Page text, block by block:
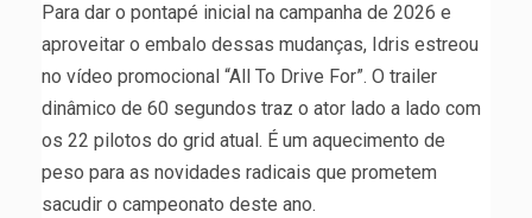
Para dar o pontapé inicial na campanha de 2026 e
aproveitar o embalo dessas mudanças, Idris estreou
no vídeo promocional “All To Drive For”. O trailer
dinâmico de 60 segundos traz o ator lado a lado com
os 22 pilotos do grid atual. É um aquecimento de
peso para as novidades radicais que prometem
sacudir o campeonato deste ano.